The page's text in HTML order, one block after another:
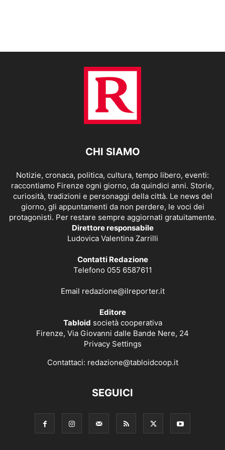
CHI SIAMO
Notizie, cronaca, politica, cultura, tempo libero, eventi:
raccontiamo Firenze ogni giorno, da quindici anni. Storie,
curiosità, tradizioni e personaggi della città. Le news del
giorno, gli appuntamenti da non perdere, le voci dei
protagonisti. Per restare sempre aggiornati gratuitamente.
Direttore responsabile
Ludovica Valentina Zarrilli
Contatti Redazione
Telefono 055 6587611
Email redazione@ilreporter.it
Editore
Tabloid società cooperativa
Firenze, Via Giovanni dalle Bande Nere, 24
Privacy Settings
Contattaci: redazione@tabloidcoop.it
SEGUICI